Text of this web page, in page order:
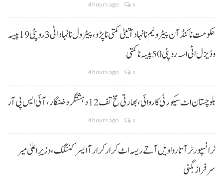
4 hours ago 0
حکومت نا کنڈ آن پیٹرولیم نا نہاد آتیٹی کمتی نا پڑو،پیٹرول نا نہاد اٹی 3 روپئی 19 پیسہ
و ڈیزل اٹی اسہ روپئی 50 پیسہ نا کمتی
4 hours ago 0
بلوچستان اٹ سیکورٹی کاروائی، بھارتی مخ تف 12 دہشتگرد خلنگار،آئی ایس پی آر
4 hours ago 0
ٹرانسپورٹر آتا روا ویل آتے ریسہ اٹ کرار کرار آ ایسر کننگک ،وزیرِ اعلیٰ میر
سرفراز بگٹی